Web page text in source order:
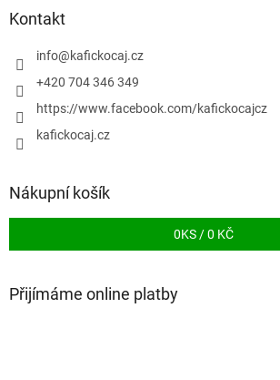
Kontakt
info@kafickocaj.cz
+420 704 346 349
https://www.facebook.com/kafickocajcz
kafickocaj.cz
Nákupní košík
0KS /0 KČ
Přijímáme online platby